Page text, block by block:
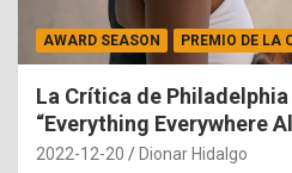
AWARD SEASON PREMIO DE LA
La Crítica de
“Everything Everywhere
2022-12-20 Dionar Hidalgo